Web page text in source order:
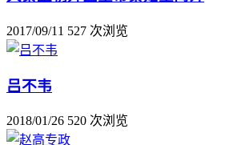
2017/09/11 527 次浏览
吕不韦
2018/01/26 520 次浏览